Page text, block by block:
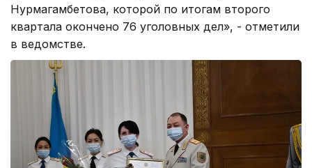
Нурмагамбетова, которой по итогам второго
квартала окончено 76 уголовных дел», - отметили
в ведомстве.